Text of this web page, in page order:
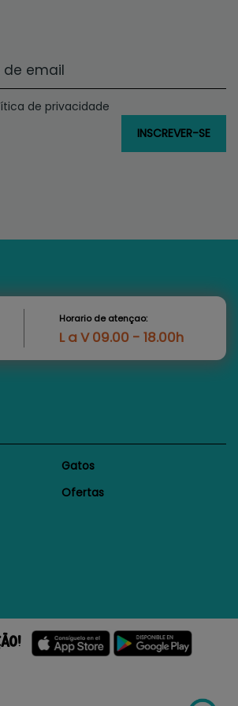
de privacidade
Horario de atençao:
L a V 09.00 - 18.00h
Gatos
Ofertas